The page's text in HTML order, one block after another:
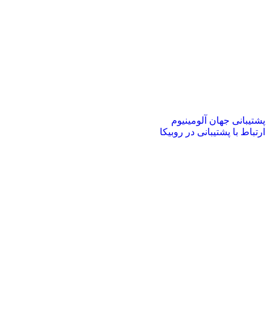
پشتیبانی جهان آلومینیوم
ارتباط با پشتیبانی در روبیکا